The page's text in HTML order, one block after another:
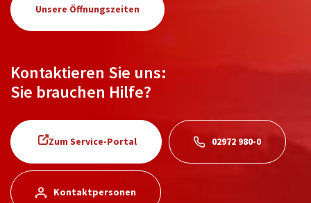
Unsere Öffnungszeiten
Kontaktieren Sie uns:
Sie brauchen Hilfe?
Zum Service-Portal 02972 980-0
Kontaktpersonen